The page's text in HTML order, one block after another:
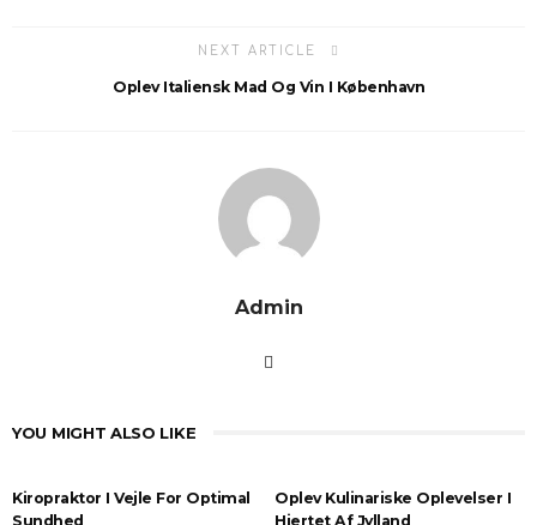
NEXT ARTICLE
Oplev Italiensk Mad Og Vin I København
Admin
YOU MIGHT ALSO LIKE
Kiropraktor I Vejle For Optimal
Sundhed
Oplev Kulinariske Oplevelser I
Hjertet Af Jylland